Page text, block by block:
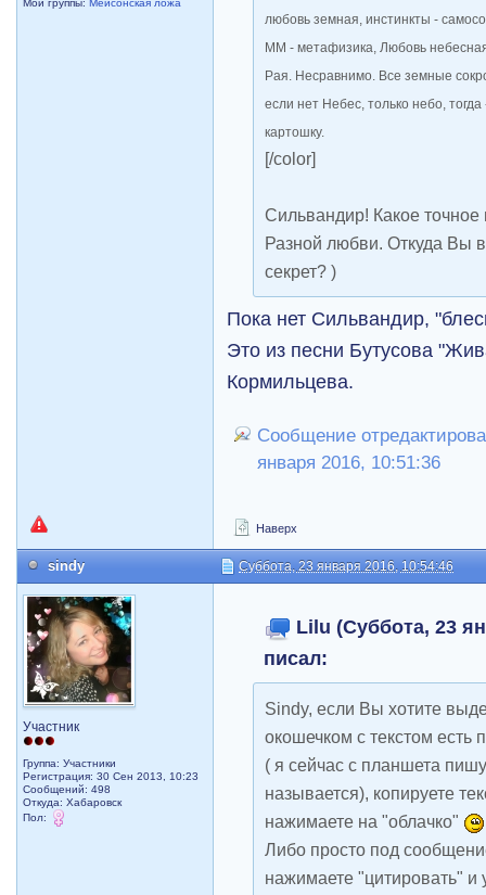
Мои группы:Мейсонская ложа
любовь земная, инстинкты -
ММ - метафизика, Любовь
Рая. Несравнимо. Все земные
если нет Небес, только небо,
картошку.
[/color]
Сильвандир! Какое
Разной любви. Откуда Вы
секрет? )
Пока нет Сильвандир,
Это из песни Бутусова
Кормильцева.
Сообщение
января 2016, 10:51:36
Наверх
sindy Суббота, 23 января 2016, 10:54:46
Участник
Группа: Участники
Регистрация: 30 Сен 2013, 10:23
Сообщений: 498
Откуда: Хабаровск
Пол:
Lilu (Суббота, 23
писал:
Sindy, если Вы хотите
окошечком с текстом есть
( я сейчас с планшета
называется), копируете
нажимаете на "облачко"
Либо просто под
нажимаете "цитировать"